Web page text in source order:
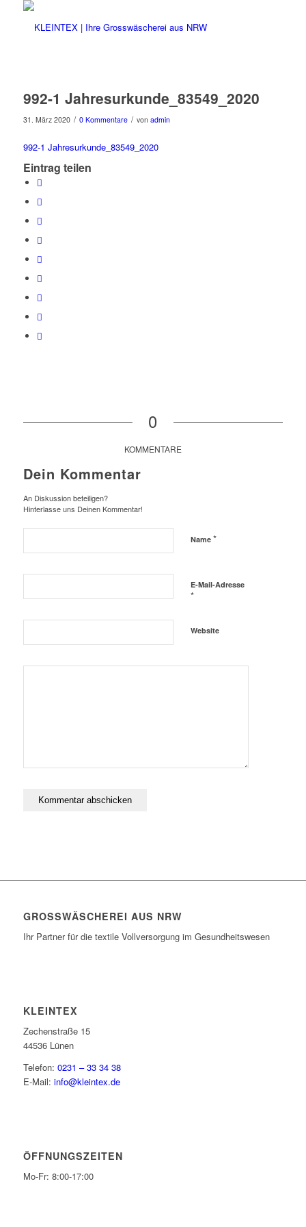
992-1 Jahresurkunde_83549_2020
31. März 2020 / 0 Kommentare / von admin
992-1 Jahresurkunde_83549_2020
Eintrag teilen
0
KOMMENTARE
Dein Kommentar
An Diskussion beteiligen?
Hinterlasse uns Deinen Kommentar!
Name *
E-Mail-Adresse
*
Website
GROSSWÄSCHEREI AUS NRW
Ihr Partner für die textile Vollversorgung im Gesundheitswesen
KLEINTEX
Zechenstraße 15
44536 Lünen
Telefon: 0231 – 33 34 38
E-Mail: info@kleintex.de
ÖFFNUNGSZEITEN
Mo-Fr: 8:00-17:00